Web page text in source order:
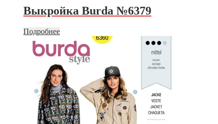
Выкройка Burda №6379
Подробнее